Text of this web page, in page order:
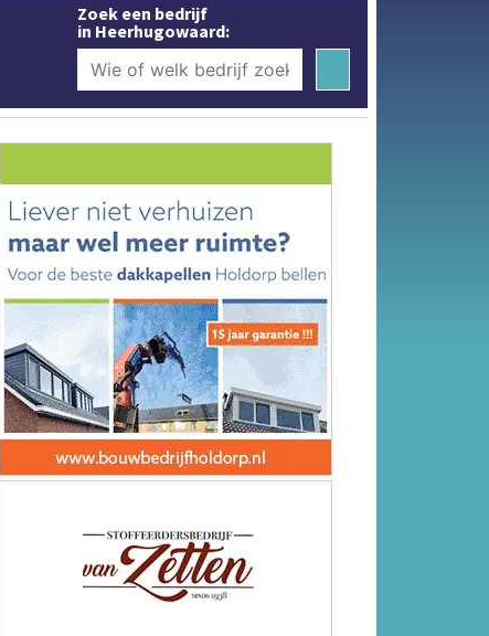
Zoek een bedrijf
in Heerhugowaard: